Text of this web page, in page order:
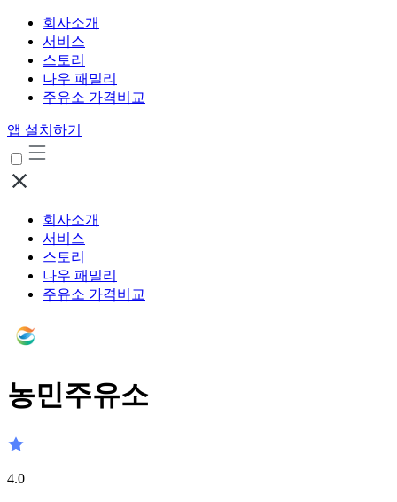
회사소개
서비스
스토리
나우 패밀리
주유소 가격비교
앱 설치하기
회사소개
서비스
스토리
나우 패밀리
주유소 가격비교
농민주유소
4.0